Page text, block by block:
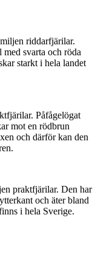
riddarfjärilar.
svarta och röda
starkt i hela landet
Påfågelögat
mot en rödbrun
och därför kan den
praktfjärilar. Den har
och äter bland
i hela Sverige.